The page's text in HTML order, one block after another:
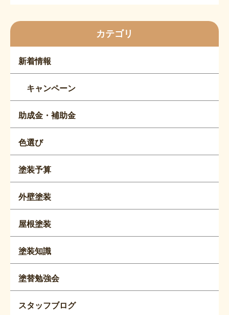
カテゴリ
新着情報
キャンペーン
助成金・補助金
色選び
塗装予算
外壁塗装
屋根塗装
塗装知識
塗替勉強会
スタッフブログ